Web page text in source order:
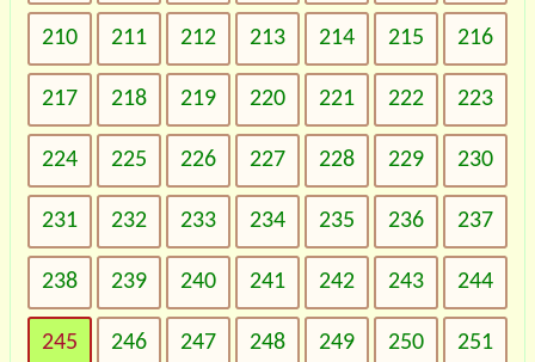
210 211 212 213 214 215 216
217 218 219 220 221 222 223
224 225 226 227 228 229 230
231 232 233 234 235 236 237
238 239 240 241 242 243 244
245 246 247 248 249 250 251